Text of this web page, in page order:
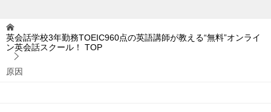
英会話学校3年勤務TOEIC960点の英語講師が教える“無料”オンライ
ン英会話スクール！
TOP
原因